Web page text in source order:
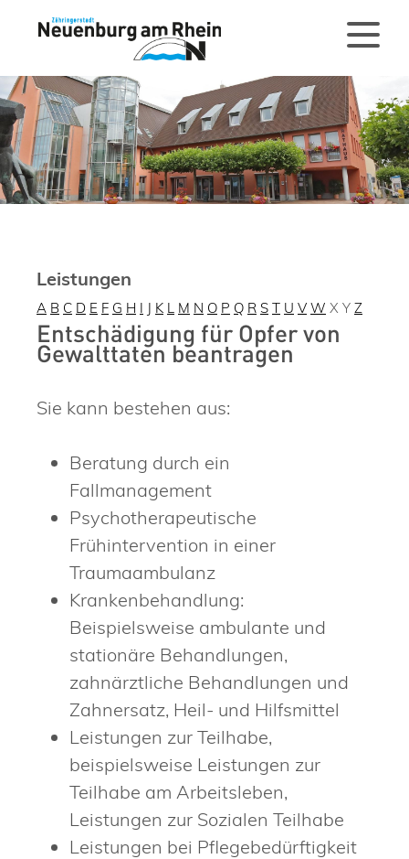
Leistungen
A B C D E F G H I J K L M N O P Q R S T U V W X Y Z
Entschädigung für Opfer von
Gewalttaten beantragen
Sie kann bestehen aus:
Beratung durch ein
Fallmanagement
Psychotherapeutische
Frühintervention in einer
Traumaambulanz
Krankenbehandlung:
Beispielsweise ambulante und
stationäre Behandlungen,
zahnärztliche Behandlungen und
Zahnersatz, Heil- und Hilfsmittel
Leistungen zur Teilhabe,
beispielsweise Leistungen zur
Teilhabe am Arbeitsleben,
Leistungen zur Sozialen Teilhabe
Leistungen bei Pflegebedürftigkeit